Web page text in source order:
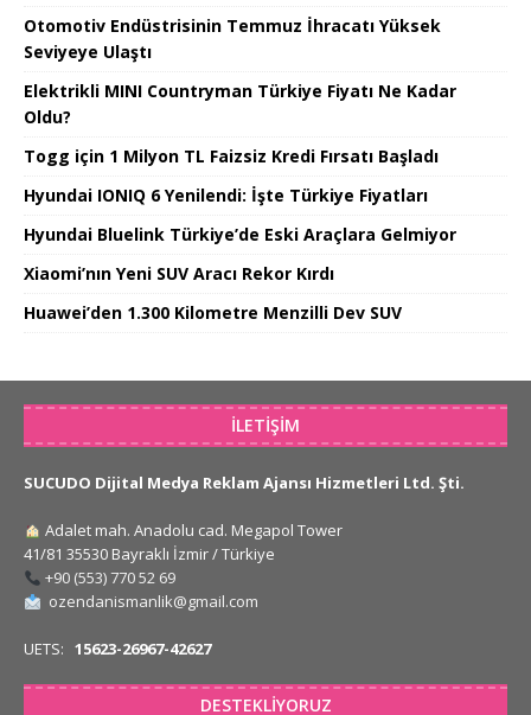
Otomotiv Endüstrisinin Temmuz İhracatı Yüksek
Seviyeye Ulaştı
Elektrikli MINI Countryman Türkiye Fiyatı Ne Kadar
Oldu?
Togg için 1 Milyon TL Faizsiz Kredi Fırsatı Başladı
Hyundai IONIQ 6 Yenilendi: İşte Türkiye Fiyatları
Hyundai Bluelink Türkiye’de Eski Araçlara Gelmiyor
Xiaomi’nın Yeni SUV Aracı Rekor Kırdı
Huawei’den 1.300 Kilometre Menzilli Dev SUV
İLETIŞIM
SUCUDO Dijital Medya Reklam Ajansı Hizmetleri Ltd. Şti.
Adalet mah. Anadolu cad. Megapol Tower
41/81 35530 Bayraklı İzmir / Türkiye
+90 (553) 770 52 69
ozendanismanlik@gmail.com
UETS: 15623-26967-42627
DESTEKLIYORUZ